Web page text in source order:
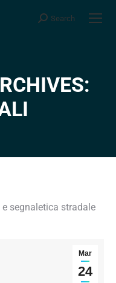
Search:
Search
segnaletica stradale
Mar
24